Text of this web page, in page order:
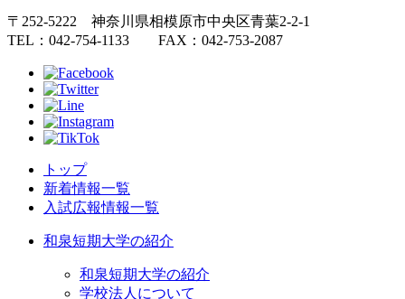
〒252-5222 神奈川県相模原市中央区青葉2-2-1
TEL：042-754-1133 FAX：042-753-2087
トップ
新着情報一覧
入試広報情報一覧
和泉短期大学の紹介
和泉短期大学の紹介
学校法人について